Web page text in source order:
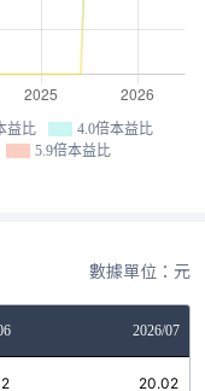
益比
4.0倍本益比
5.9倍本益比
數據單位：元
2026/07
20.02